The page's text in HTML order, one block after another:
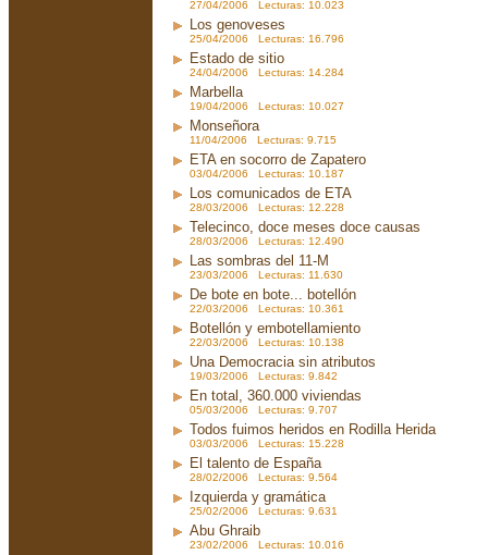
27/04/2006 Lecturas: 10.023
Los genoveses
25/04/2006 Lecturas: 16.796
Estado de sitio
24/04/2006 Lecturas: 14.284
Marbella
19/04/2006 Lecturas: 10.027
Monseñora
11/04/2006 Lecturas: 9.715
ETA en socorro de Zapatero
03/04/2006 Lecturas: 10.187
Los comunicados de ETA
28/03/2006 Lecturas: 12.228
Telecinco, doce meses doce causas
28/03/2006 Lecturas: 12.490
Las sombras del 11-M
23/03/2006 Lecturas: 11.630
De bote en bote... botellón
22/03/2006 Lecturas: 10.361
Botellón y embotellamiento
22/03/2006 Lecturas: 10.138
Una Democracia sin atributos
19/03/2006 Lecturas: 9.842
En total, 360.000 viviendas
05/03/2006 Lecturas: 9.707
Todos fuimos heridos en Rodilla Herida
03/03/2006 Lecturas: 15.228
El talento de España
28/02/2006 Lecturas: 9.564
Izquierda y gramática
25/02/2006 Lecturas: 9.631
Abu Ghraib
23/02/2006 Lecturas: 10.016